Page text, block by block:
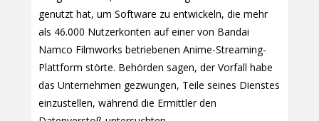
genutzt hat, um Software zu entwickeln, die mehr
als 46.000 Nutzerkonten auf einer von Bandai
Namco Filmworks betriebenen Anime-Streaming-
Plattform störte. Behörden sagen, der Vorfall habe
das Unternehmen gezwungen, Teile seines Dienstes
einzustellen, während die Ermittler den